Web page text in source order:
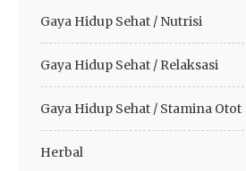
Gaya Hidup Sehat / Nutrisi
Gaya Hidup Sehat / Relaksasi
Gaya Hidup Sehat / Stamina Otot
Herbal